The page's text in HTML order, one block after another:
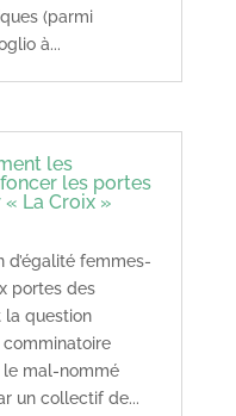
(parmi
à...
les
les portes
« La Croix »
d’égalité femmes-
portes des
la question
le mal-nommé
un collectif de...